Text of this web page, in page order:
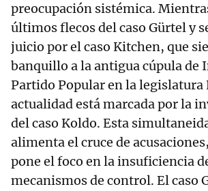
preocupación sistémica.
últimos flecos del caso Gürtel y
juicio por el caso Kitchen, que
banquillo a la antigua cúpula de
Partido Popular en la legislatura
actualidad está marcada por la
del caso Koldo. Esta
alimenta el cruce de
pone el foco en la insuficiencia
mecanismos de control. El caso